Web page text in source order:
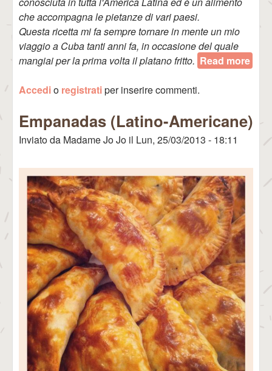
che accompagna le pietanze di vari paesi.
Questa ricetta mi fa sempre tornare in mente un mio
viaggio a Cuba tanti anni fa, in occasione del quale
mangiai per la prima volta il platano fritto. Read more
Accedio registratiper inserire commenti.
Empanadas (Latino-Americane)
Inviato da Madame Jo Jo il Lun, 25/03/2013 - 18:11